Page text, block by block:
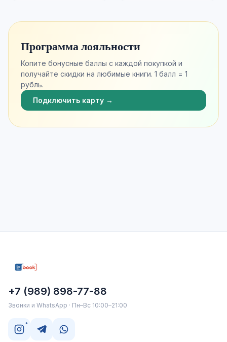
Программа лояльности
Копите бонусные баллы с каждой покупкой и
получайте скидки на любимые книги. 1 балл = 1
рубль.
Подключить карту →
+7 (989) 898-77-88
Звонки и WhatsApp · Пн–Вс 10:00–21:00
*